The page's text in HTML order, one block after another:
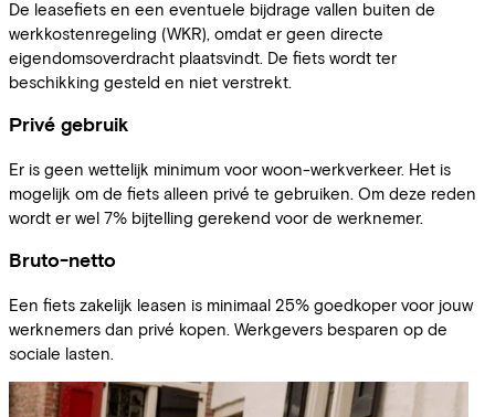
De leasefiets en een eventuele bijdrage vallen buiten de
werkkostenregeling (WKR), omdat er geen directe
eigendomsoverdracht plaatsvindt. De fiets wordt ter
beschikking gesteld en niet verstrekt.
Privé gebruik
Er is geen wettelijk minimum voor woon-werkverkeer. Het is
mogelijk om de fiets alleen privé te gebruiken. Om deze reden
wordt er wel 7% bijtelling gerekend voor de werknemer.
Bruto-netto
Een fiets zakelijk leasen is minimaal 25% goedkoper voor jouw
werknemers dan privé kopen. Werkgevers besparen op de
sociale lasten.